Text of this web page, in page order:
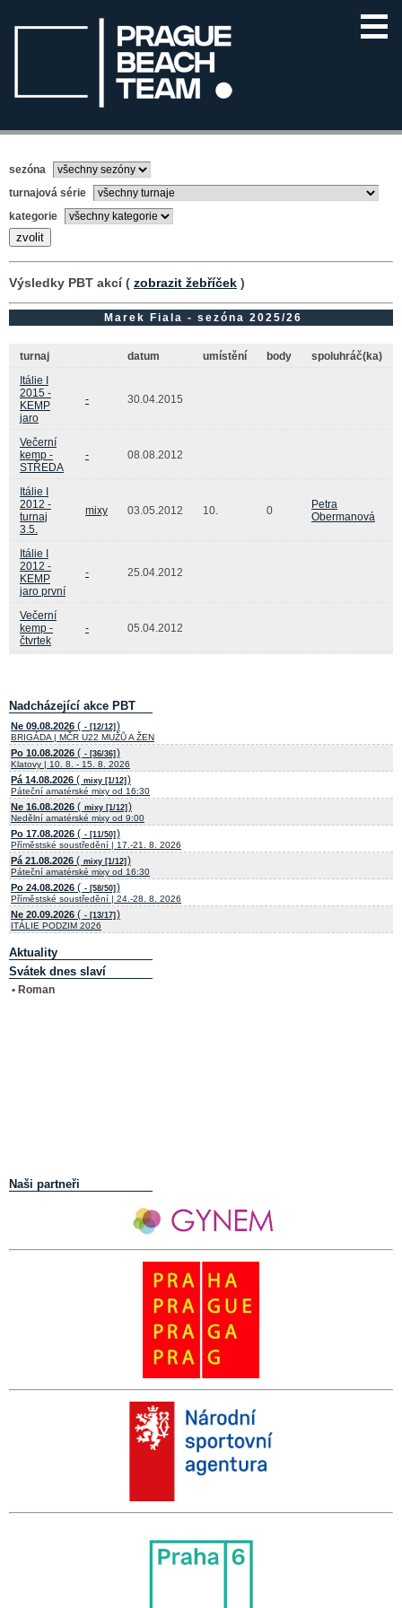
sezóna
turnajová série
kategorie
Výsledky PBT akcí ( zobrazit žebříček )
Marek Fiala - sezóna 2025/26
turnaj datum umístění body
spoluhráč(ka)
Itálie I
2015 -
KEMP
jaro
- 30.04.2015
Večerní
kemp -
STŘEDA
- 08.08.2012
Itálie I
2012 -
turnaj
3.5.
mixy 03.05.2012 10. 0
Petra
Obermanová
Itálie I
2012 -
KEMP
jaro první
- 25.04.2012
Večerní
kemp -
čtvrtek
- 05.04.2012
Nadcházející akce PBT
Ne 09.08.2026 ( - [12/12] )
BRIGÁDA | MČR U22 MUŽŮ A ŽEN
Po 10.08.2026 ( - [36/36] )
Klatovy | 10. 8. - 15. 8. 2026
Pá 14.08.2026 ( mixy [1/12] )
Páteční amatérské mixy od 16:30
Ne 16.08.2026 ( mixy [1/12] )
Nedělní amatérské mixy od 9:00
Po 17.08.2026 ( - [11/50] )
Příměstské soustředění | 17.-21. 8. 2026
Pá 21.08.2026 ( mixy [1/12] )
Páteční amatérské mixy od 16:30
Po 24.08.2026 ( - [58/50] )
Příměstské soustředění | 24.-28. 8. 2026
Ne 20.09.2026 ( - [13/17] )
ITÁLIE PODZIM 2026
Aktuality
Svátek dnes slaví
• Roman
Naši partneři